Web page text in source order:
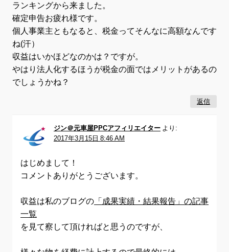
ランキングから来ました。
確定申告お疲れ様です。
個人事業主ともなると、税金ってそんなに高額なんです
ね(汗）
収益はいかほどなのかは？ですが。
やはり法人化するほうが税金の面ではメリットがあるの
でしょうかね？
返信
ジン＠元車屋PPCアフィリエイター より:
2017年3月15日 8:46 AM
はじめまして！
コメントありがとうございます。
収益は私のブログの 「成果実績・結果報告」の記事
一覧
を見て察して頂ければと思うのですが、